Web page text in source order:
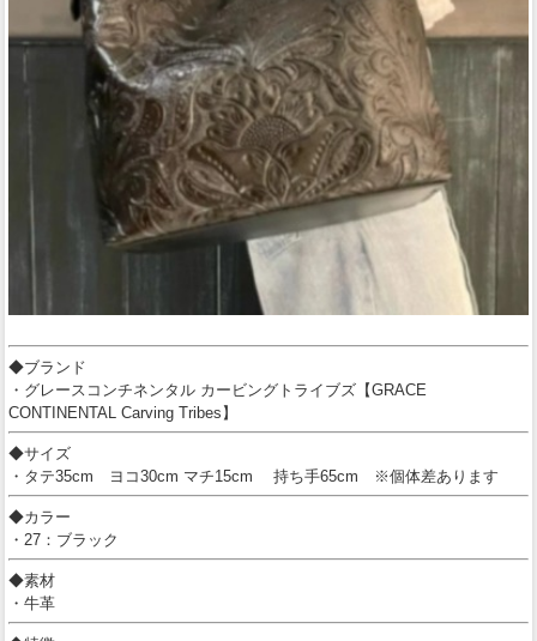
◆ブランド
・グレースコンチネンタル カービングトライブズ【GRACE
CONTINENTAL Carving Tribes】
◆サイズ
・タテ35cm ヨコ30cm マチ15cm 持ち手65cm ※個体差あります
◆カラー
・27：ブラック
◆素材
・牛革